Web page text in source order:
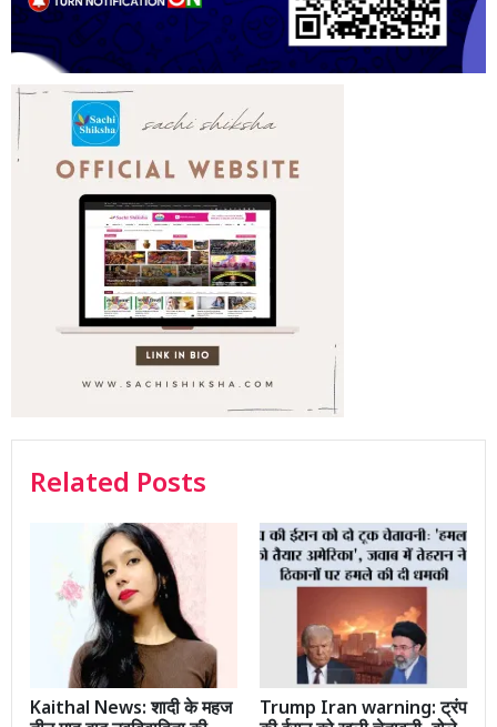
Related Posts
Kaithal News: शादी के महज
Trump Iran warning: ट्रंप